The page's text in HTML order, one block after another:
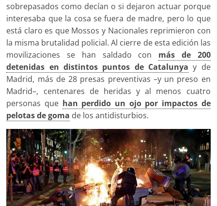
sobrepasados como decían o si dejaron actuar porque
interesaba que la cosa se fuera de madre, pero lo que
está claro es que Mossos y Nacionales reprimieron con
la misma brutalidad policial. Al cierre de esta edición las
movilizaciones se han saldado con más de 200
detenidas en distintos puntos de Catalunya y de
Madrid, más de 28 presas preventivas –y un preso en
Madrid–, centenares de heridas y al menos cuatro
personas que han perdido un ojo por impactos de
pelotas de goma de los antidisturbios.